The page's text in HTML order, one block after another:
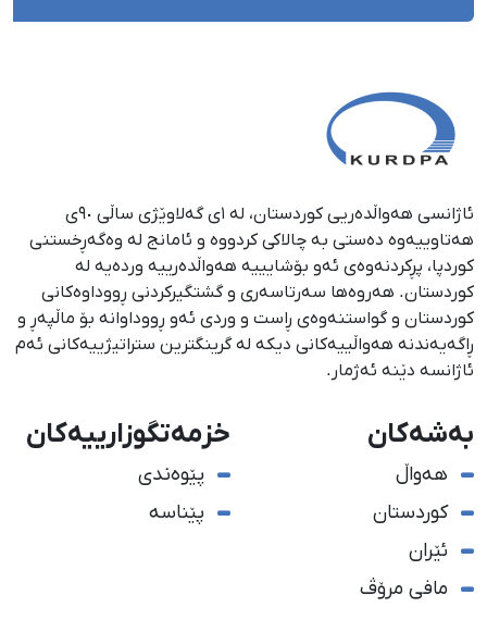
ئاژانسی هەواڵدەریی کوردستان، لە ١ی گەلاوێژی ساڵی ٩٠ی
هەتاوییەوە دەستی بە چالاکی کردووە و ئامانج لە وەگەڕخستنی
كوردپا، پڕكردنەوەی ئەو بۆشایییە هەواڵدەرییە وردەیە لە
كوردستان. هەروەها سەرتاسەری و گشتگیركردنی ڕووداوەكانی
كوردستان و گواستنەوەی ڕاست و وردی ئەو ڕووداوانە بۆ ماڵپەڕ و
ڕاگەیەندنە هەواڵییەكانی دیكە لە گرینگترین ستراتیژییەكانی ئەم
ئاژانسە دێنە ئەژمار.
بەشەکان
هەواڵ
کوردستان
ئێران
مافی مرۆڤ
خزمەتگوزارییەکان
پێوەندی
پێناسە